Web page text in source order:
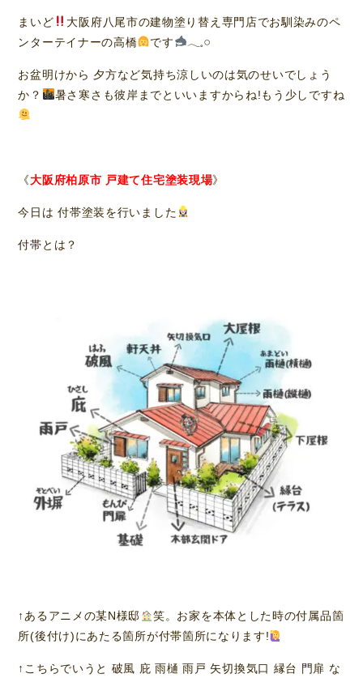
まいど
大阪府八尾市の建物塗り替え専門店でお馴染みのペ
ンターテイナーの高橋
です 𓂃𓈒𓏸︎︎︎︎
お盆明けから 夕方など気持ち涼しいのは気のせいでしょう
か？
暑さ寒さも彼岸までといいますからね!もう少しですね
《大阪府柏原市 戸建て住宅塗装現場》
今日は 付帯塗装を行いました
付帯とは？
↑あるアニメの某N様邸
笑。お家を本体とした時の付属品箇
所(後付け)にあたる箇所が付帯箇所になります!
↑こちらでいうと 破風 庇 雨樋 雨戸 矢切換気口 縁台 門扉 な